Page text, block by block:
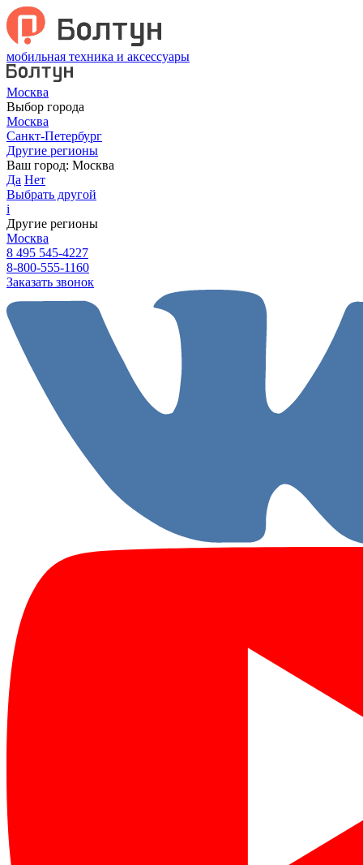
мобильная техника и аксессуары
Москва
Выбор города
Москва
Санкт-Петербург
Другие регионы
Ваш город: Москва
Да Нет
Выбрать другой
i
Другие регионы
Москва
8 495 545-4227
8-800-555-1160
Заказать звонок